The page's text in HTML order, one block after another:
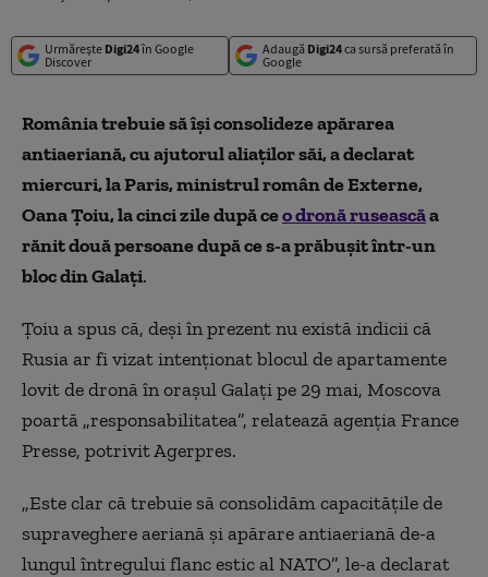
Urmărește Digi24în Google
Discover
Adaugă Digi24ca sursă preferată în
Google
România trebuie să îşi consolideze apărarea
antiaeriană, cu ajutorul aliaţilor săi, a declarat
miercuri, la Paris, ministrul român de Externe,
Oana Ţoiu, la cinci zile după ceo dronă ruseascăa
rănit două persoane după ce s-a prăbușit într-un
bloc din Galați.
Ţoiu a spus că, deşi în prezent nu există indicii că
Rusia ar fi vizat intenţionat blocul de apartamente
lovit de dronă în oraşul Galaţi pe 29 mai, Moscova
poartă „responsabilitatea”, relatează agenţia France
Presse, potrivit Agerpres.
„Este clar că trebuie să consolidăm capacităţile de
supraveghere aeriană şi apărare antiaeriană de-a
lungul întregului flanc estic al NATO”, le-a declarat